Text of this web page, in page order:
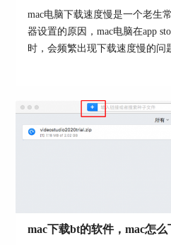
不用保存，直接关闭“偏好
以及属性设置就完成了。
mac电脑下载速度慢是一个老生
器设置的原因，mac电脑在app
时，会频繁出现下载速度慢的问
载速度？mac下载器推荐有哪些
mac下载bt的软件，mac怎